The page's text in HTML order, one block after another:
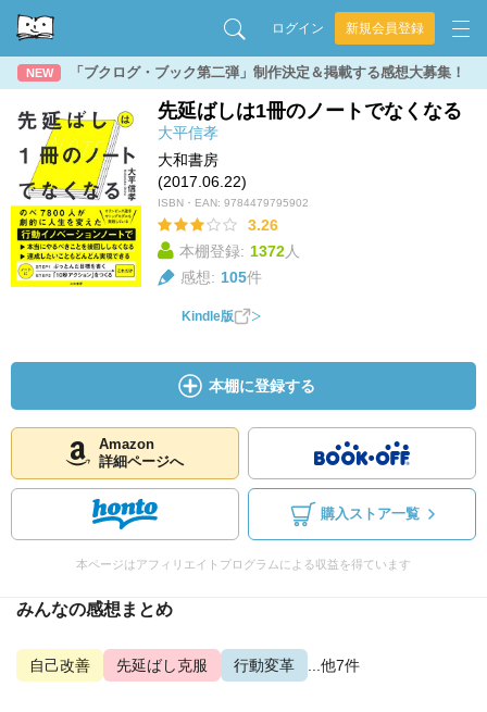
ログイン 新規会員登録
NEW 「ブクログ・ブック第二弾」制作決定＆掲載する感想大募集！
先延ばしは1冊のノートでなくなる
大平信孝
大和書房
(2017.06.22)
ISBN・EAN: 9784479795902
3.26
本棚登録: 1372人
感想: 105件
Kindle版
本棚に登録する
Amazon
詳細ページへ
購入ストア一覧
本ページはアフィリエイトプログラムによる収益を得ています
みんなの感想まとめ
自己改善 先延ばし克服 行動変革 ...他7件